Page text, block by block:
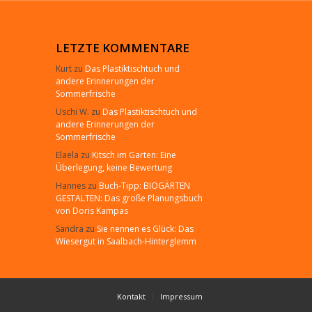
LETZTE KOMMENTARE
Kurtzu Das Plastiktischtuch und
andere Erinnerungen der
Sommerfrische
Uschi W. zu Das Plastiktischtuch und
andere Erinnerungen der
Sommerfrische
Elaela zu Kitsch im Garten: Eine
Überlegung, keine Bewertung
Hanneszu Buch-Tipp: BIOGÄRTEN
GESTALTEN: Das große Planungsbuch
von Doris Kampas
Sandra zu Sie nennen es Glück: Das
Wiesergut in Saalbach-Hinterglemm
Kontakt Impressum